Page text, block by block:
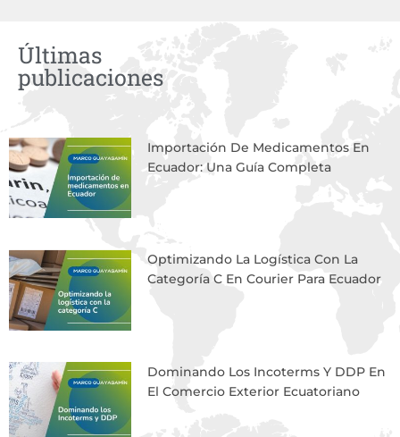
Últimas
publicaciones
Importación De Medicamentos En
Ecuador: Una Guía Completa
Optimizando La Logística Con La
Categoría C En Courier Para Ecuador
Dominando Los Incoterms Y DDP En
El Comercio Exterior Ecuatoriano